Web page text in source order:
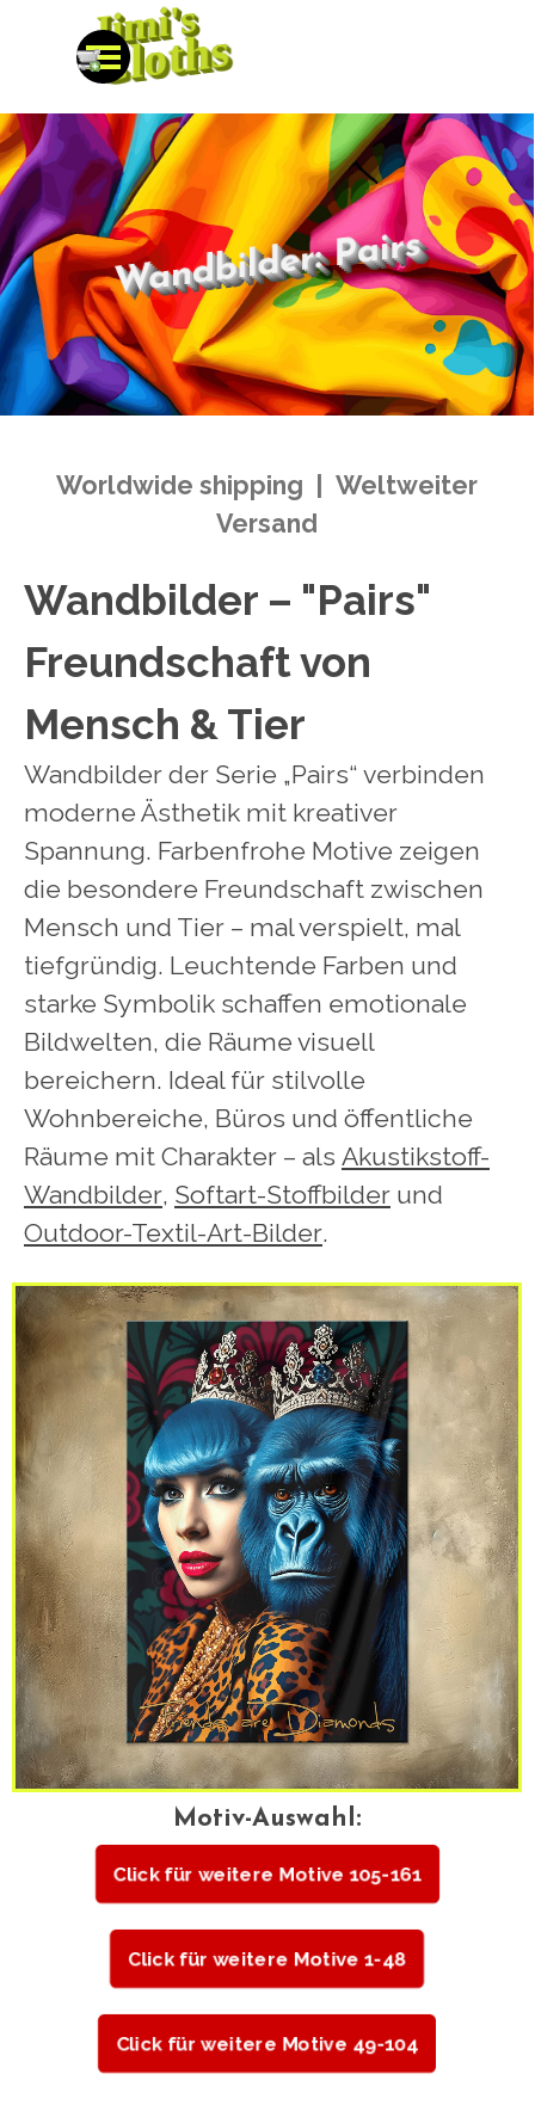
Direkt zum Seiteninhalt
Jimi's
Menü überspringen
Cloths
Wandbilder: Pairs
Worldwide shipping | Weltweiter
Versand
Wandbilder – "Pairs"
Freundschaft von
Mensch & Tier
Wandbilder der Serie „Pairs“ verbinden
moderne Ästhetik mit kreativer
Spannung. Farbenfrohe Motive zeigen
die besondere Freundschaft zwischen
Mensch und Tier – mal verspielt, mal
tiefgründig. Leuchtende Farben und
starke Symbolik schaffen emotionale
Bildwelten, die Räume visuell
bereichern. Ideal für stilvolle
Wohnbereiche, Büros und öffentliche
Räume mit Charakter – als Akustikstoff-
Wandbilder, Softart-Stoffbilder und
Outdoor-Textil-Art-Bilder.
Motiv-Auswahl:
Click für weitere Motive 105-161
Click für weitere Motive 1-48
Click für weitere Motive 49-104